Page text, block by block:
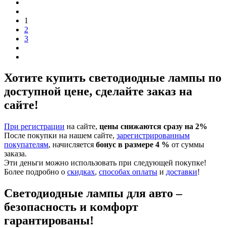
1
2
3
Хотите купить светодиодные лампы по
доступной цене, сделайте заказ на
сайте!
При регистрации на сайте, цены снижаются сразу на 2%
После покупки на нашем сайте, зарегистрированным
покупателям, начисляется бонус в размере 4 % от суммы
заказа.
Эти деньги можно использовать при следующей покупке!
Более подробно о скидках, способах оплаты и доставки!
Светодиодные лампы для авто –
безопасность и комфорт
гарантированы!